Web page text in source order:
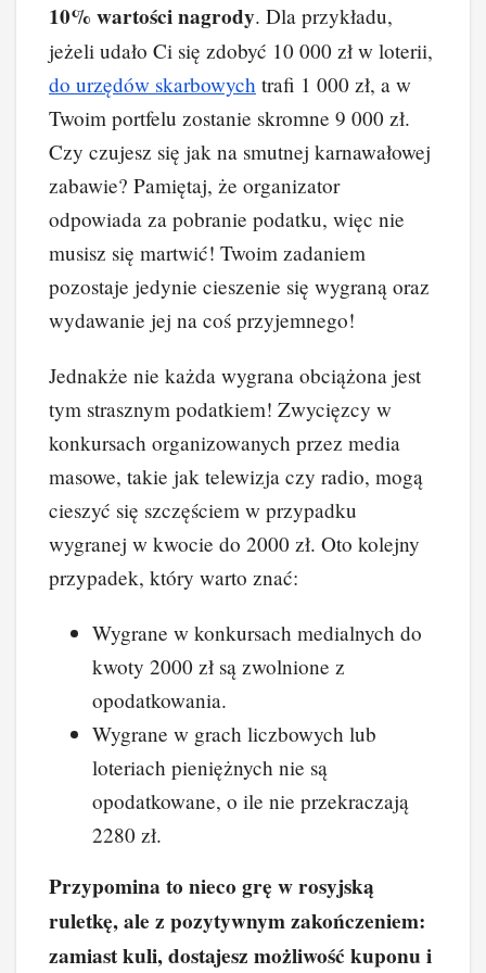
10% wartości nagrody. Dla przykładu,
jeżeli udało Ci się zdobyć 10 000 zł w loterii,
do urzędów skarbowych trafi 1 000 zł, a w
Twoim portfelu zostanie skromne 9 000 zł.
Czy czujesz się jak na smutnej karnawałowej
zabawie? Pamiętaj, że organizator
odpowiada za pobranie podatku, więc nie
musisz się martwić! Twoim zadaniem
pozostaje jedynie cieszenie się wygraną oraz
wydawanie jej na coś przyjemnego!
Jednakże nie każda wygrana obciążona jest
tym strasznym podatkiem! Zwycięzcy w
konkursach organizowanych przez media
masowe, takie jak telewizja czy radio, mogą
cieszyć się szczęściem w przypadku
wygranej w kwocie do 2000 zł. Oto kolejny
przypadek, który warto znać:
Wygrane w konkursach medialnych do
kwoty 2000 zł są zwolnione z
opodatkowania.
Wygrane w grach liczbowych lub
loteriach pieniężnych nie są
opodatkowane, o ile nie przekraczają
2280 zł.
Przypomina to nieco grę w rosyjską
ruletkę, ale z pozytywnym zakończeniem:
zamiast kuli, dostajesz możliwość kuponu i